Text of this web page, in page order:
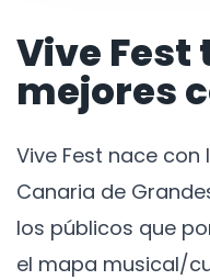
Vive Fest
mejores
Vive Fest nace
Canaria de
los públicos que
el mapa musical/